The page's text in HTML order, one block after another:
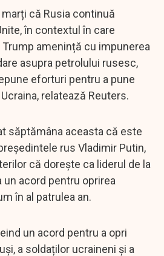
că Rusia continuă
în contextul în care
amenință cu impunerea
asupra petrolului rusesc,
eforturi pentru a pune
relatează Reuters.
săptămâna aceasta că este
rus Vladimir Putin,
că dorește ca liderul de la
un acord pentru oprirea
în al patrulea an.
un acord pentru a opri
a soldaților ucraineni și a